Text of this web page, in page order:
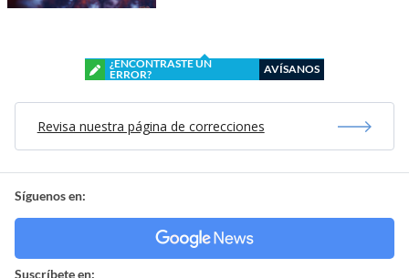
¿ENCONTRASTE UN
ERROR?
AVÍSANOS
Revisa nuestra página de correcciones
Síguenos en:
Suscríbete en: